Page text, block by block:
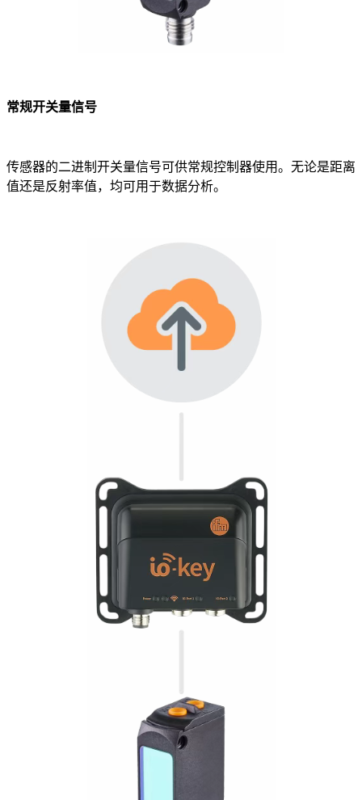
常规开关量信号
传感器的二进制开关量信号可供常规控制器使用。无论是距离
值还是反射率值，均可用于数据分析。